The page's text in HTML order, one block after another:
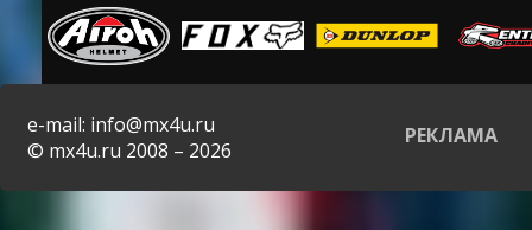
e-mail: info@mx4u.ru
© mx4u.ru 2008 – 2026
РЕКЛАМА